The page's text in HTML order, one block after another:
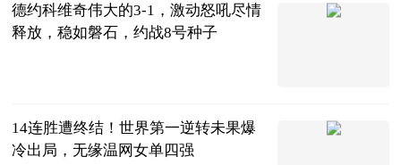
德约科维奇伟大的3-1，激动怒吼尽情
释放，稳如磐石，约战8号种子
14连胜遭终结！世界第一逆转未果爆
冷出局，无缘温网女单四强